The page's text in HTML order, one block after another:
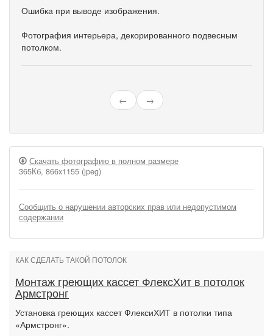
Ошибка при выводе изображения.
Фотография интерьера, декорированного подвесным
потолком.
← →
Скачать фотографию в полном размере
365Кб, 866x1155 (jpeg)
Сообщить о нарушении авторских прав или недопустимом
содержании
КАК СДЕЛАТЬ ТАКОЙ ПОТОЛОК
Монтаж греющих кассет ФлексХит в потолок
Армстронг
Установка греющих кассет ФлексиХИТ в потолки типа
«Армстронг».